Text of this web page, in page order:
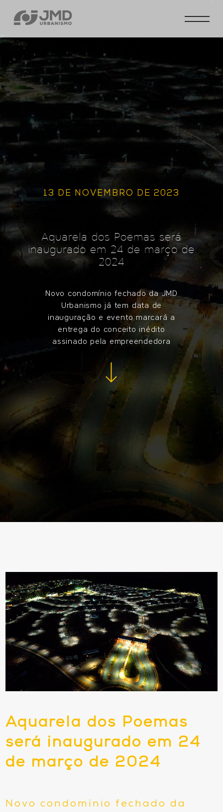
13 DE NOVEMBRO DE 2023
Aquarela dos Poemas será
inaugurado em 24 de março de
2024
Novo condomínio fechado da JMD
Urbanismo já tem data de
inauguração e evento marcará a
entrega do conceito inédito
assinado pela empreendedora
Aquarela dos Poemas
será inaugurado em 24
de março de 2024
Novo condomínio fechado da